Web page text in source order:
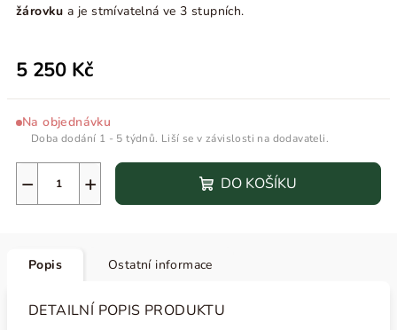
žárovku a je stmívatelná ve 3 stupních.
5 250 Kč
Na objednávku
Doba dodání 1 - 5 týdnů. Liší se v závislosti na dodavateli.
+
− DO KOŠÍKU
Popis Ostatní informace
DETAILNÍ POPIS PRODUKTU